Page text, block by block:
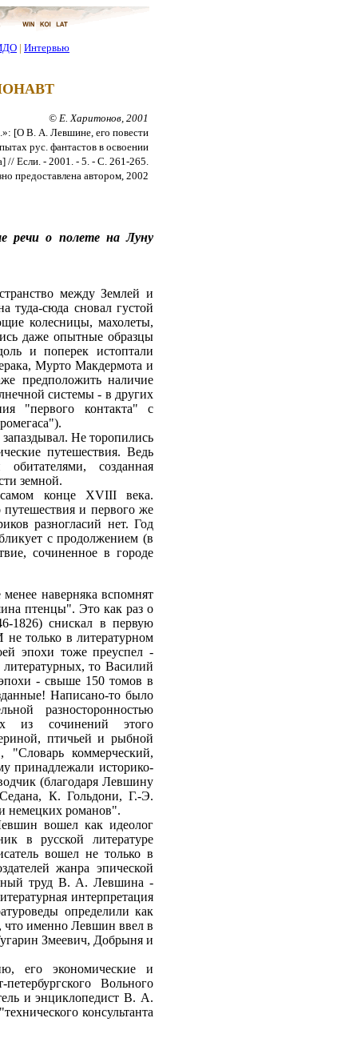
| Интервью
© Е. Харитонов, 2001
[О В. А. Левшине, его повести
рус. фантастов в освоении
// Если. - 2001. - 5. - C. 261-265.
предоставлена автором, 2002
речи о полете на Луну
между Землей и
туда-сюда сновал густой
колесницы, махолеты,
даже опытные образцы
и поперек истоптали
Мурто Макдермота и
предположить наличие
системы - в других
"первого контакта" с
Не торопились
путешествия. Ведь
созданная
земной.
конце XVIII века.
путешествия и первого же
разногласий нет. Год
с продолжением (в
сочиненное в городе
наверняка вспомнят
птенцы". Это как раз о
1826) снискал в первую
только в литературном
эпохи тоже преуспел -
то Василий
- свыше 150 томов в
Написано-то было
разносторонностью
из сочинений этого
птичьей и рыбной
"Словарь коммерческий,
принадлежали историко-
(благодаря Левшину
К. Гольдони, Г.-Э.
немецких романов".
вошел как идеолог
в русской литературе
вошел не только в
жанра эпической
труд В. А. Левшина -
интерпретация
определили как
что именно Левшин ввел в
Змеевич, Добрыня и
его экономические и
Вольного
и энциклопедист В. А.
консультанта